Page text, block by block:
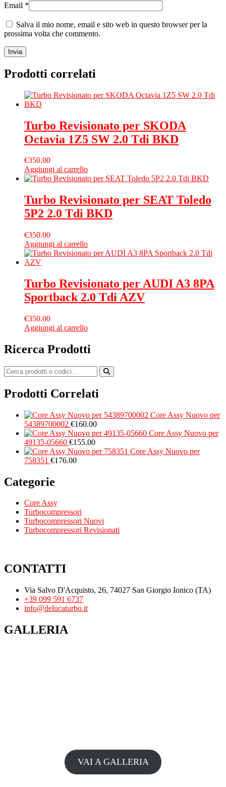
Email *
Salva il mio nome, email e sito web in questo browser per la
prossima volta che commento.
Prodotti correlati
Turbo Revisionato per SKODA
Octavia 1Z5 SW 2.0 Tdi BKD
€350.00
Aggiungi al carrello
Turbo Revisionato per SEAT Toledo
5P2 2.0 Tdi BKD
€350.00
Aggiungi al carrello
Turbo Revisionato per AUDI A3 8PA
Sportback 2.0 Tdi AZV
€350.00
Aggiungi al carrello
Ricerca Prodotti
Prodotti Correlati
Core Assy Nuovo per
54389700002 €160.00
Core Assy Nuovo per
49135-05660 €155.00
Core Assy Nuovo per
758351 €176.00
Categorie
Core Assy
Turbocompressori
Turbocompressori Nuovi
Turbocompressori Revisionati
CONTATTI
Via Salvo D'Acquisto, 26, 74027 San Giorgio Ionico (TA)
+39 099 591 6737
info@delucaturbo.it
GALLERIA
VAI A GALLERIA